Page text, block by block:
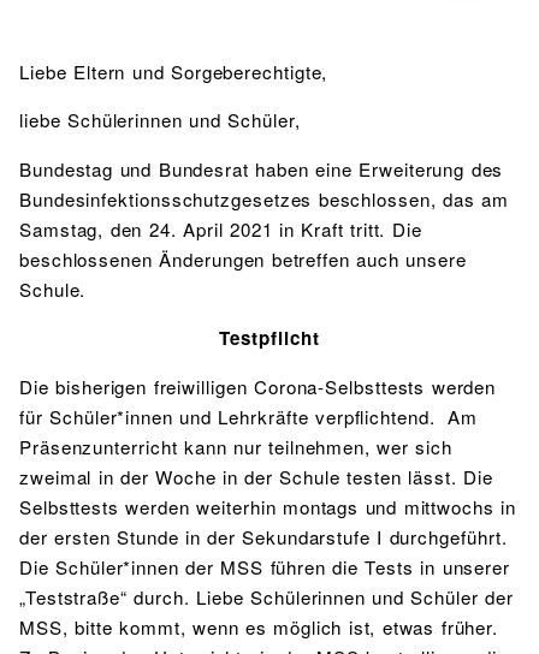
Liebe Eltern und Sorgeberechtigte,
liebe Schülerinnen und Schüler,
Bundestag und Bundesrat haben eine Erweiterung des
Bundesinfektionsschutzgesetzes beschlossen, das am
Samstag, den 24. April 2021 in Kraft tritt. Die
beschlossenen Änderungen betreffen auch unsere
Schule.
Testpflicht
Die bisherigen freiwilligen Corona-Selbsttests werden
für Schüler*innen und Lehrkräfte verpflichtend. Am
Präsenzunterricht kann nur teilnehmen, wer sich
zweimal in der Woche in der Schule testen lässt. Die
Selbsttests werden weiterhin montags und mittwochs in
der ersten Stunde in der Sekundarstufe I durchgeführt.
Die Schüler*innen der MSS führen die Tests in unserer
„Teststraße“ durch. Liebe Schülerinnen und Schüler der
MSS, bitte kommt, wenn es möglich ist, etwas früher.